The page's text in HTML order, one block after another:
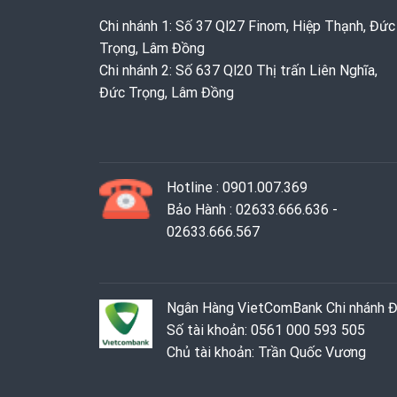
Chi nhánh 1: Số 37 Ql27 Finom, Hiệp Thạnh, Đức
Trọng, Lâm Đồng
Chi nhánh 2: Số 637 Ql20 Thị trấn Liên Nghĩa,
Đức Trọng, Lâm Đồng
Hotline : 0901.007.369
Bảo Hành : 02633.666.636 -
02633.666.567
Ngân Hàng VietComBank Chi nhánh
Số tài khoản: 0561 000 593 505
Chủ tài khoản: Trần Quốc Vương